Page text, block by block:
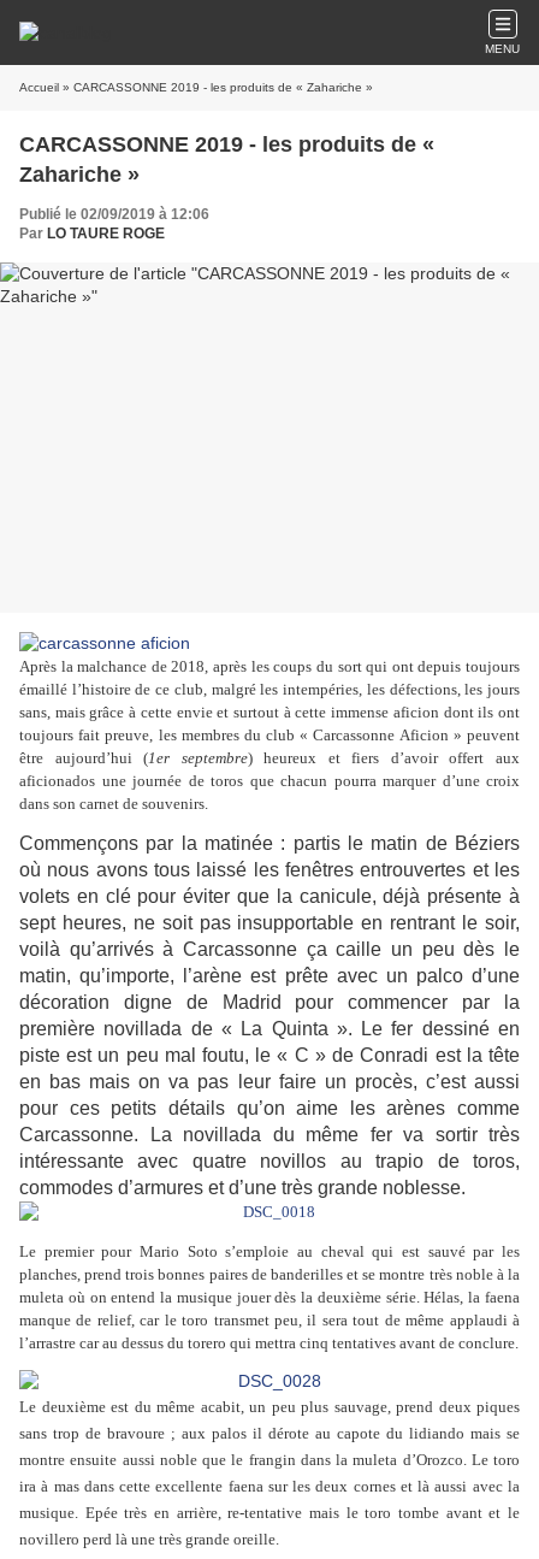
MENU
Accueil » CARCASSONNE 2019 - les produits de « Zahariche »
CARCASSONNE 2019 - les produits de «
Zahariche »
Publié le 02/09/2019 à 12:06
Par LO TAURE ROGE
Après la malchance de 2018, après les coups du sort qui ont depuis toujours
émaillé l’histoire de ce club, malgré les intempéries, les défections, les jours
sans, mais grâce à cette envie et surtout à cette immense aficion dont ils ont
toujours fait preuve, les membres du club « Carcassonne Aficion » peuvent
être aujourd’hui (1er septembre) heureux et fiers d’avoir offert aux
aficionados une journée de toros que chacun pourra marquer d’une croix
dans son carnet de souvenirs.
Commençons par la matinée : partis le matin de Béziers
où nous avons tous laissé les fenêtres entrouvertes et les
volets en clé pour éviter que la canicule, déjà présente à
sept heures, ne soit pas insupportable en rentrant le soir,
voilà qu’arrivés à Carcassonne ça caille un peu dès le
matin, qu’importe, l’arène est prête avec un palco d’une
décoration digne de Madrid pour commencer par la
première novillada de « La Quinta ». Le fer dessiné en
piste est un peu mal foutu, le « C » de Conradi est la tête
en bas mais on va pas leur faire un procès, c’est aussi
pour ces petits détails qu’on aime les arènes comme
Carcassonne. La novillada du même fer va sortir très
intéressante avec quatre novillos au trapio de toros,
commodes d’armures et d’une très grande noblesse.
Le premier pour Mario Soto s’emploie au cheval qui est sauvé par les
planches, prend trois bonnes paires de banderilles et se montre très noble à la
muleta où on entend la musique jouer dès la deuxième série. Hélas, la faena
manque de relief, car le toro transmet peu, il sera tout de même applaudi à
l’arrastre car au dessus du torero qui mettra cinq tentatives avant de conclure.
Le deuxième est du même acabit, un peu plus sauvage, prend deux piques
sans trop de bravoure ; aux palos il dérote au capote du lidiando mais se
montre ensuite aussi noble que le frangin dans la muleta d’Orozco. Le toro
ira à mas dans cette excellente faena sur les deux cornes et là aussi avec la
musique. Epée très en arrière, re-tentative mais le toro tombe avant et le
novillero perd là une très grande oreille.